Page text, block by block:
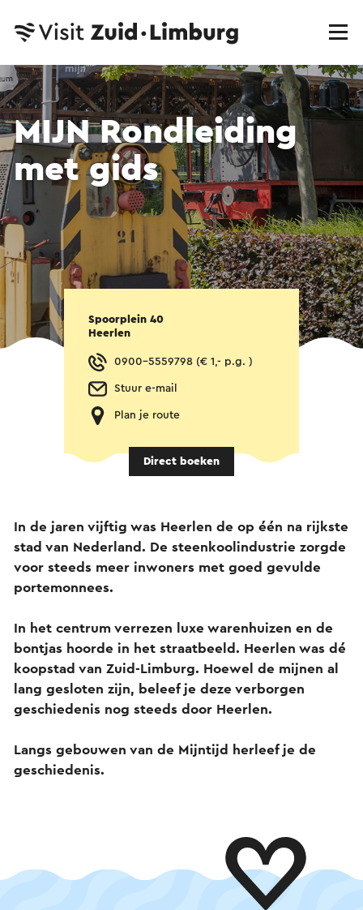
MIJN Rondleiding
met gids
Spoorplein 40
Heerlen
0900-5559798 (€ 1,- p.g. )
Stuur e-mail
Plan je route
Direct boeken
In de jaren vijftig was Heerlen de op één na rijkste
stad van Nederland. De steenkoolindustrie zorgde
voor steeds meer inwoners met goed gevulde
portemonnees.
In het centrum verrezen luxe warenhuizen en de
bontjas hoorde in het straatbeeld. Heerlen was dé
koopstad van Zuid-Limburg. Hoewel de mijnen al
lang gesloten zijn, beleef je deze verborgen
geschiedenis nog steeds door Heerlen.
Langs gebouwen van de Mijntijd herleef je de
geschiedenis.